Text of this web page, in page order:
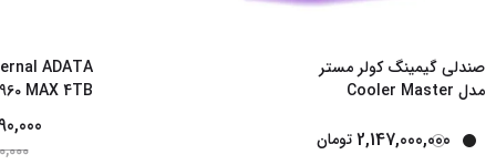
صندلی گیمینگ کولر مستر
مدل Cooler Master
2,147,000,000 تومان
ADATA
MAX 4TB